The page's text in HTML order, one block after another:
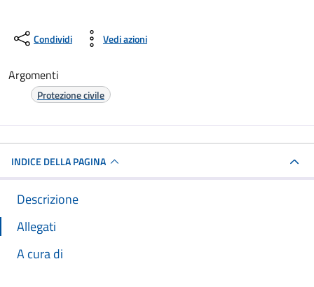
Condividi Vedi azioni
Argomenti
Protezione civile
INDICE DELLA PAGINA
Descrizione
Allegati
A cura di